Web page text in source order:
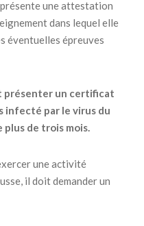
une attestation
dans lequel elle
éventuelles épreuves
présenter un certificat
infecté par le virus du
plus de trois mois.
une activité
il doit demander un